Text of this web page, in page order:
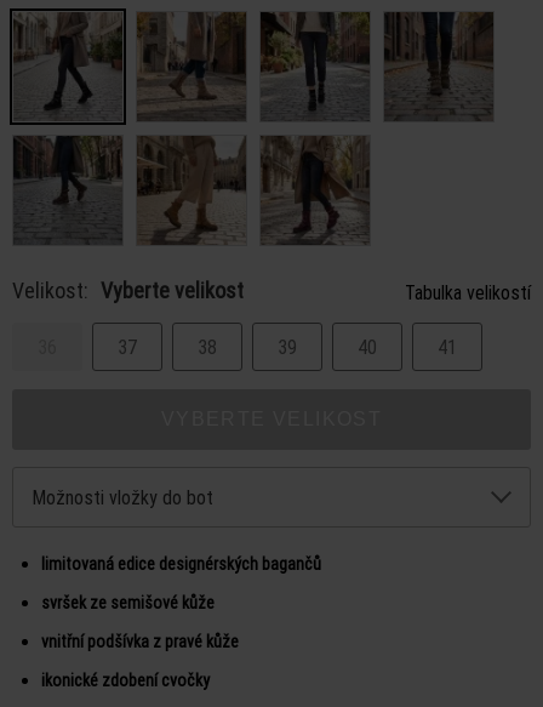
Velikost: Vyberte velikost Tabulka velikostí
37 38 39 40 41
Možnosti vložky do bot
limitovaná edice designérských bagančů
svršek ze semišové kůže
vnitřní podšívka z pravé kůže
ikonické zdobení cvočky